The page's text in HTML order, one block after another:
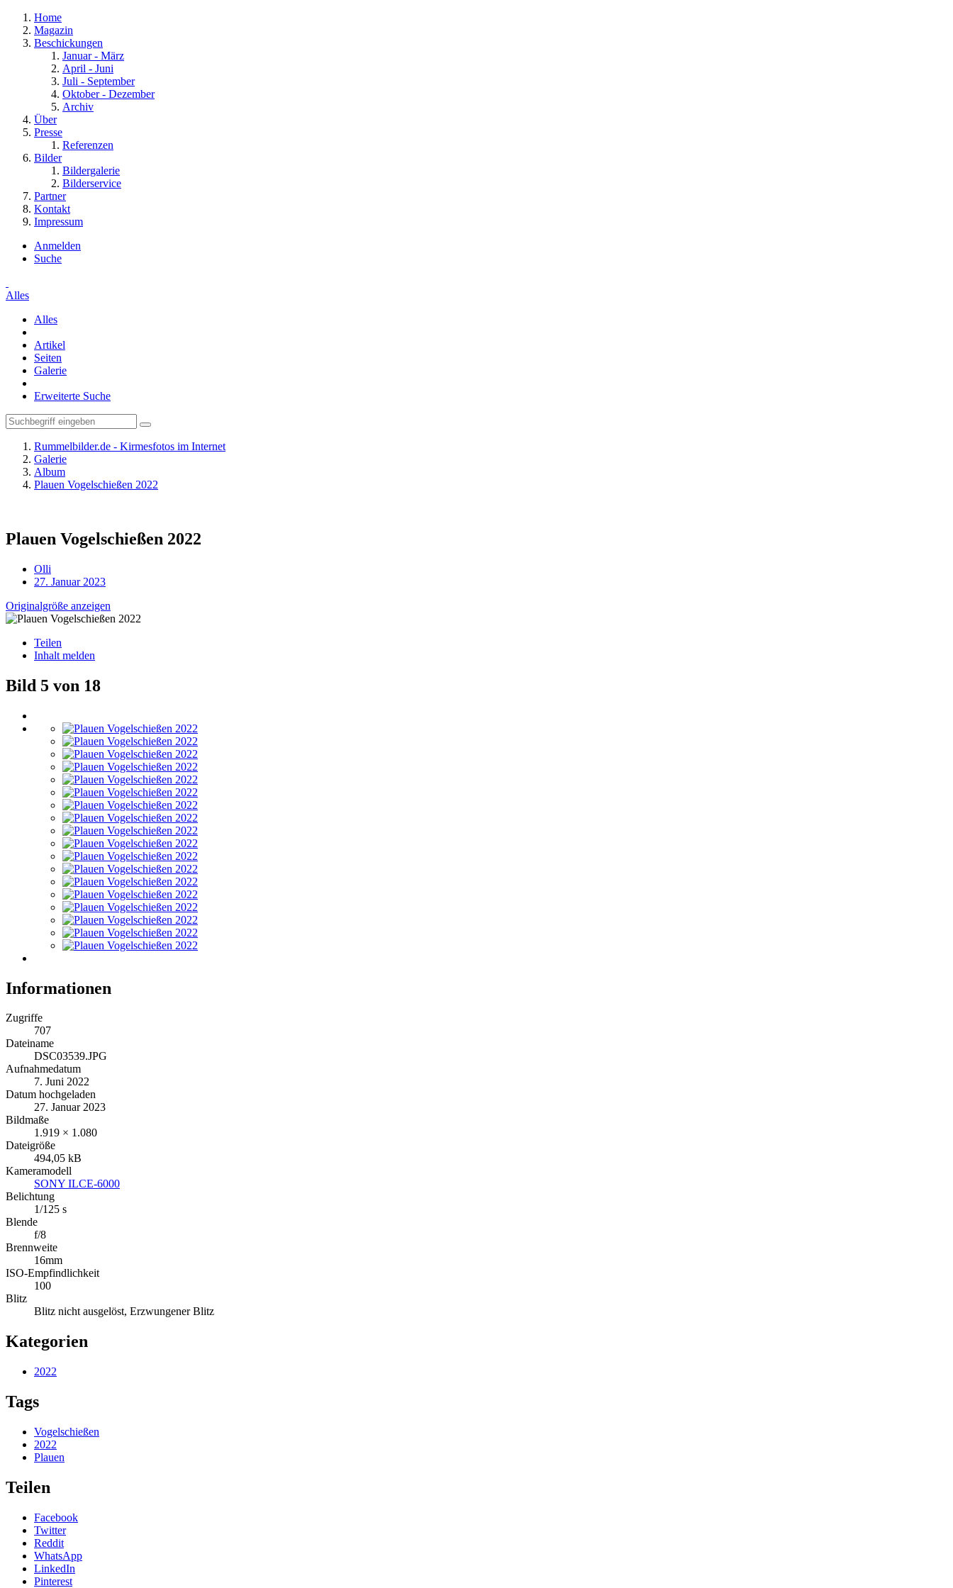
Home
Magazin
Beschickungen
Januar - März
April - Juni
Juli - September
Oktober - Dezember
Archiv
Über
Presse
Referenzen
Bilder
Bildergalerie
Bilderservice
Partner
Kontakt
Impressum
Anmelden
Suche
Alles
Alles
Artikel
Seiten
Galerie
Erweiterte Suche
Rummelbilder.de - Kirmesfotos im Internet
Galerie
Album
Plauen Vogelschießen 2022
Plauen Vogelschießen 2022
Olli
27. Januar 2023
Originalgröße anzeigen
Teilen
Inhalt melden
Bild 5 von 18
Informationen
Zugriffe
707
Dateiname
DSC03539.JPG
Aufnahmedatum
7. Juni 2022
Datum hochgeladen
27. Januar 2023
Bildmaße
1.919 × 1.080
Dateigröße
494,05 kB
Kameramodell
SONY ILCE-6000
Belichtung
1/125 s
Blende
f/8
Brennweite
16mm
ISO-Empfindlichkeit
100
Blitz
Blitz nicht ausgelöst, Erzwungener Blitz
Kategorien
2022
Tags
Vogelschießen
2022
Plauen
Teilen
Facebook
Twitter
Reddit
WhatsApp
LinkedIn
Pinterest